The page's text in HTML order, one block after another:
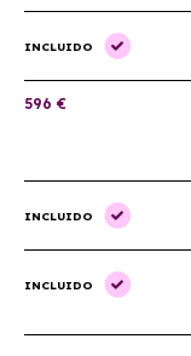
INCLUIDO
596 €
INCLUIDO
INCLUIDO